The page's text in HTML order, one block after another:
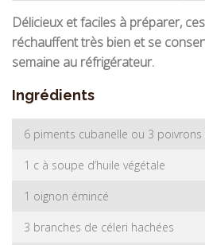
Délicieux et faciles à préparer,
réchauffent très bien et se
semaine au réfrigérateur.
Ingrédients
6 piments cubanelle ou 3 poivrons
1 c à soupe d’huile végétale
1 oignon émincé
3 branches de céleri hachées